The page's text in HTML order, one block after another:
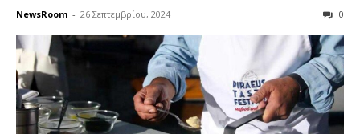
NewsRoom - 26 Σεπτεμβρίου, 2024 0